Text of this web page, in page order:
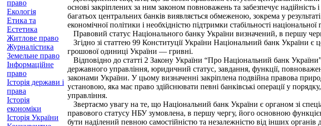
право
Екологія
Етика та
Естетика
Житлове право
Журналістика
Земельне право
Інформаційне
право
Історія держави і
права
Історія
економіки
Історія України
основі закріплених за ним законом повноважень та забезпечує
багатьох центральних банків виявляється обмеженою, зокрема у
економічної політики і необхідністю підтримки стабільності
Правовий статус Національного банку України визначений, в першу
Згідно зі статтею 99 Конституції України Національний банк України
грошової одиниці України — гривні.
Відповідно до статті 2 Закону України “Про Національний банк
державного управління, юридичний статус, завдання, функції,
законами України. У цьому визначенні закріплена подвійна правова
установою, яка має право здійснювати певні банківські операції у
управління.
Звертаємо увагу на те, що Національний банк України є органом зі
правового статусу НБУ зумовлена, в першу чергу, його основною
бути наділений певною самостійністю та незалежністю від інших органів